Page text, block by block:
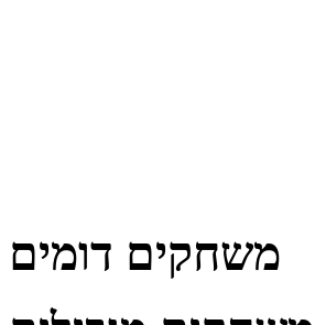
משחקים דומים